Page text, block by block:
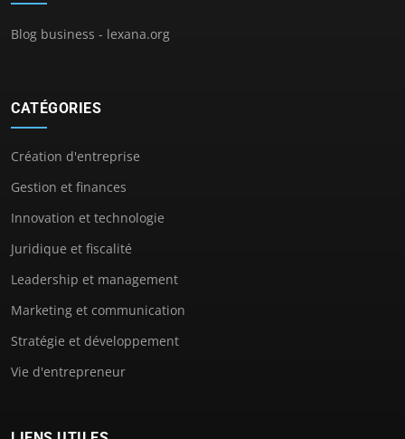
Blog business - lexana.org
CATÉGORIES
Création d'entreprise
Gestion et finances
Innovation et technologie
Juridique et fiscalité
Leadership et management
Marketing et communication
Stratégie et développement
Vie d'entrepreneur